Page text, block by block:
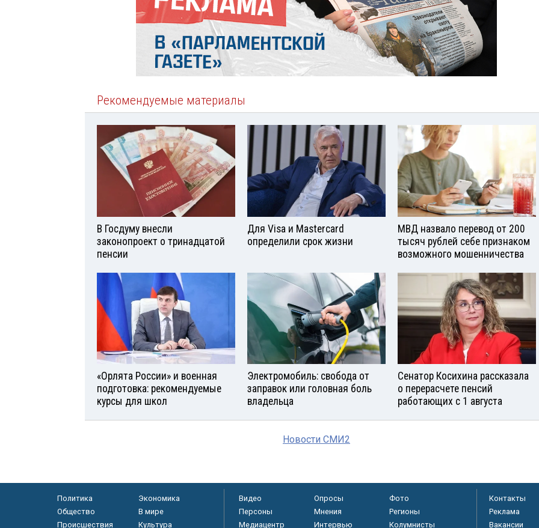
Рекомендуемые материалы
В Госдуму внесли
законопроект о тринадцатой
пенсии
Для Visа и Mastercard
определили срок жизни
МВД назвало перевод от 200
тысяч рублей себе признаком
возможного мошенничества
«Орлята России» и военная
подготовка: рекомендуемые
курсы для школ
Электромобиль: свобода от
заправок или головная боль
владельца
Сенатор Косихина рассказала
о перерасчете пенсий
работающих с 1 августа
Новости СМИ2
Политика
Экономика
Общество
В мире
Происшествия
Культура
Видео Опросы
Фото
Персоны
Мнения
Регионы
Медиацентр
Интервью Колумнисты
Контакты
Реклама
Вакансии